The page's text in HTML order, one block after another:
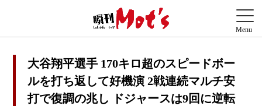
大谷翔平選手 170キロ超のスピードボー
ルを打ち返して好機演 2戦連続マルチ安
打で復調の兆し ドジャースは9回に逆転